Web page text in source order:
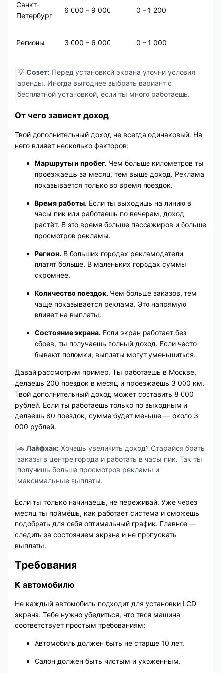
Санкт-
Петербург
6 000 – 9 000 0 – 1 200
Регионы 3 000 – 6 000 0 – 1 000
💡 Совет:Перед установкой экрана уточни условия
аренды. Иногда выгоднее выбрать вариант с
бесплатной установкой, если ты много работаешь.
От чего зависит доход
Твой дополнительный доход не всегда одинаковый. На
него влияет несколько факторов:
Маршруты и пробег.Чем больше километров ты
проезжаешь за месяц, тем выше доход. Реклама
показывается только во время поездок.
Время работы.Если ты выходишь на линию в
часы пик или работаешь по вечерам, доход
растёт. В это время больше пассажиров и больше
просмотров рекламы.
Регион.В больших городах рекламодатели
платят больше. В маленьких городах суммы
скромнее.
Количество поездок.Чем больше заказов, тем
чаще показывается реклама. Это напрямую
влияет на выплаты.
Состояние экрана.Если экран работает без
сбоев, ты получаешь полный доход. Если часто
бывают поломки, выплаты могут уменьшиться.
Давай рассмотрим пример. Ты работаешь в Москве,
делаешь 200 поездок в месяц и проезжаешь 3 000 км.
Твой дополнительный доход может составить 8 000
рублей. Если ты работаешь только по выходным и
делаешь 80 поездок, сумма будет меньше — около 3
000 рублей.
🚗 Лайфхак:Хочешь увеличить доход? Старайся брать
заказы в центре города и работать в часы пик. Так ты
получишь больше просмотров рекламы и
максимальные выплаты.
Если ты только начинаешь, не переживай. Уже через
месяц ты поймёшь, как работает система и сможешь
подобрать для себя оптимальный график. Главное —
следить за состоянием экрана и не пропускать
выплаты.
Требования
К автомобилю
Не каждый автомобиль подходит для установки LCD
экрана. Тебе нужно убедиться, что твоя машина
соответствует простым требованиям:
Автомобиль должен быть не старше 10 лет.
Салон должен быть чистым и ухоженным.